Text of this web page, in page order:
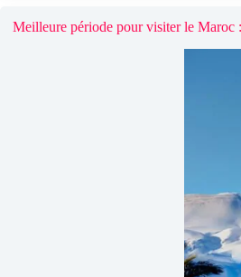
visiter
Meilleure période pour visiter le Maroc